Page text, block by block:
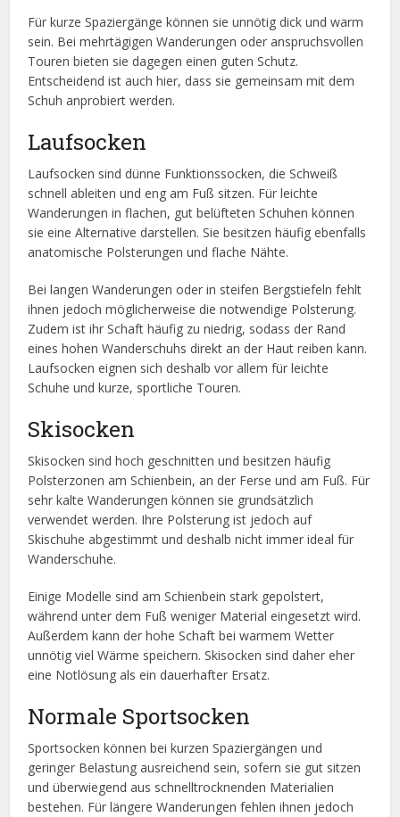
Für kurze Spaziergänge können sie unnötig dick und warm
sein. Bei mehrtägigen Wanderungen oder anspruchsvollen
Touren bieten sie dagegen einen guten Schutz.
Entscheidend ist auch hier, dass sie gemeinsam mit dem
Schuh anprobiert werden.
Laufsocken
Laufsocken sind dünne Funktionssocken, die Schweiß
schnell ableiten und eng am Fuß sitzen. Für leichte
Wanderungen in flachen, gut belüfteten Schuhen können
sie eine Alternative darstellen. Sie besitzen häufig ebenfalls
anatomische Polsterungen und flache Nähte.
Bei langen Wanderungen oder in steifen Bergstiefeln fehlt
ihnen jedoch möglicherweise die notwendige Polsterung.
Zudem ist ihr Schaft häufig zu niedrig, sodass der Rand
eines hohen Wanderschuhs direkt an der Haut reiben kann.
Laufsocken eignen sich deshalb vor allem für leichte
Schuhe und kurze, sportliche Touren.
Skisocken
Skisocken sind hoch geschnitten und besitzen häufig
Polsterzonen am Schienbein, an der Ferse und am Fuß. Für
sehr kalte Wanderungen können sie grundsätzlich
verwendet werden. Ihre Polsterung ist jedoch auf
Skischuhe abgestimmt und deshalb nicht immer ideal für
Wanderschuhe.
Einige Modelle sind am Schienbein stark gepolstert,
während unter dem Fuß weniger Material eingesetzt wird.
Außerdem kann der hohe Schaft bei warmem Wetter
unnötig viel Wärme speichern. Skisocken sind daher eher
eine Notlösung als ein dauerhafter Ersatz.
Normale Sportsocken
Sportsocken können bei kurzen Spaziergängen und
geringer Belastung ausreichend sein, sofern sie gut sitzen
und überwiegend aus schnelltrocknenden Materialien
bestehen. Für längere Wanderungen fehlen ihnen jedoch